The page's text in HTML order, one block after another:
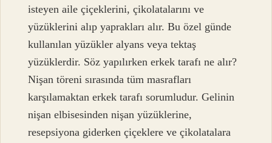
isteyen aile çiçeklerini, çikolatalarını ve
yüzüklerini alıp yaprakları alır. Bu özel günde
kullanılan yüzükler alyans veya tektaş
yüzüklerdir. Söz yapılırken erkek tarafı ne alır?
Nişan töreni sırasında tüm masrafları
karşılamaktan erkek tarafı sorumludur. Gelinin
nişan elbisesinden nişan yüzüklerine,
resepsiyona giderken çiçeklere ve çikolatalara